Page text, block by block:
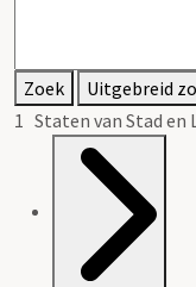
Zoek
Uitgebreid
1 Staten van Stad en